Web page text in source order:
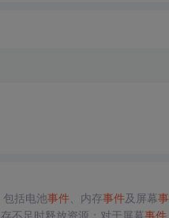
包括电池事件、内存事件及屏幕
不足时释放资源；对于屏幕事件